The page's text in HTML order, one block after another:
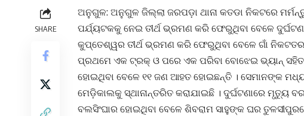
SHARE
ଅନୁଗୁଳ: ଅନୁଗୁଳ ଜିଲ୍ଲା ଜରପଡ଼ା ଥାନା କତଡା ନିକଟରେ
ପର୍ଯ୍ୟଟକକୁ ନେଇ ତୀର୍ଥ ଭ୍ରମଣ କରି ଫେରୁଥିବା ବେଳେ
କୁପ୍ତେଶ୍ୱର ତୀର୍ଥ ଭ୍ରମଣ କରି ଫେରୁଥିବା ବେଳେ ଗାଁ
ପ୍ରଥମେ ଏକ ଟ୍ରକ୍ ଓ ପରେ ଏକ ପରିବା ବୋଝେଇ ଭ୍ୟାନ୍
ହୋଇଥିବା ବେଳେ ୧୧ ଜଣ ଆହତ ହୋଇଛନ୍ତି । ସେମାନଙ୍କ
ମେଡ଼ିକାଲକୁ ସ୍ଥାନାନ୍ତରିତ କରାଯାଇଛି । ଦୁର୍ଘଟଣାରେ
ବଲସିଂଘାର ହୋଇଥିବା ବେଳେ ଶିବରାମ ସାହୁଙ୍କ ଘର